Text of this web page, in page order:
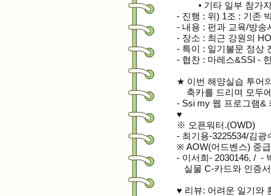
• 기타 일부 참가자
- 진행 : 위) 1조 : 기존
- 내용 : 펀과 교육/방송
- 장소 : 최근 강원의
- 특이 : 일기불문 정상
- 협찬 : 마레스&SSI -
★ 이번 해양실습 투어
축카를 드리며 모두
- Ssi my 웹 프로그램&
♥
※ 오픈워터.(OWD)
- 최기용-3225534/김광
※ AOW(어드벤스) 중
- 이서희- 2030146, / -
실물 C-카드와 인증
♥ 리뷰: 어려운 일기와